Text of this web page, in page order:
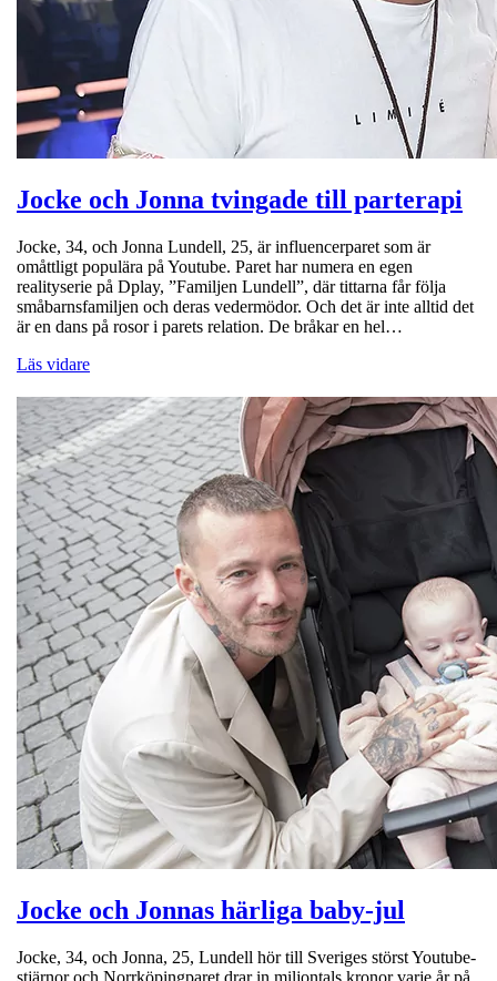
Jocke och Jonna tvingade till parterapi
Jocke, 34, och Jonna Lundell, 25, är influencerparet som är
omåttligt populära på Youtube. Paret har numera en egen
realityserie på Dplay, ”Familjen Lundell”, där tittarna får följa
småbarnsfamiljen och deras vedermödor. Och det är inte alltid det
är en dans på rosor i parets relation. De bråkar en hel…
Läs vidare
Jocke och Jonnas härliga baby-jul
Jocke, 34, och Jonna, 25, Lundell hör till Sveriges störst Youtube-
stjärnor och Norrköpingparet drar in miljontals kronor varje år på